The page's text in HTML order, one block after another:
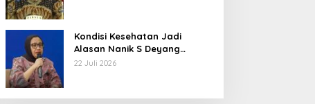
Kondisi Kesehatan Jadi
Alasan Nanik S Deyang
Mundur dari BGN, Prabowo
22 Juli 2026